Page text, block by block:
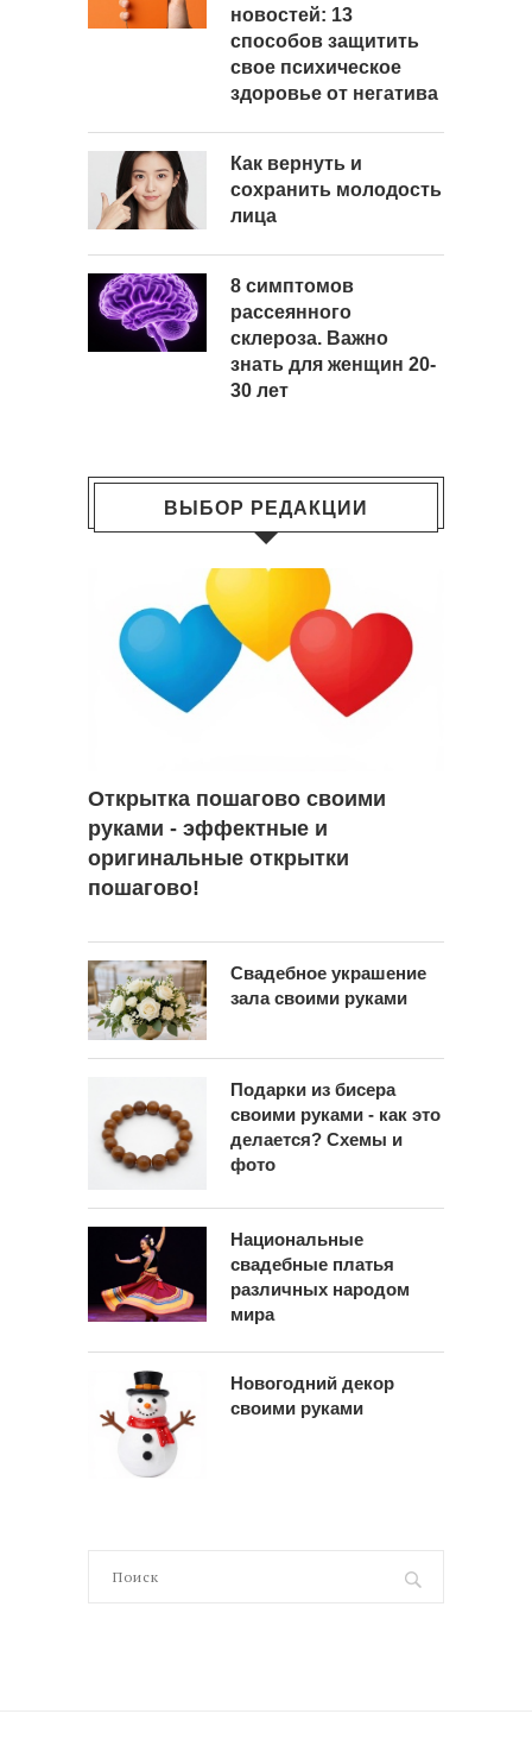
новостей: 13
способов защитить
свое психическое
здоровье от негатива
Как вернуть и
сохранить молодость
лица
8 симптомов
рассеянного
склероза. Важно
знать для женщин 20-
30 лет
ВЫБОР РЕДАКЦИИ
Открытка пошагово своими
руками - эффектные и
оригинальные открытки
пошагово!
Свадебное украшение
зала своими руками
Подарки из бисера
своими руками - как это
делается? Схемы и
фото
Национальные
свадебные платья
различных народом
мира
Новогодний декор
своими руками